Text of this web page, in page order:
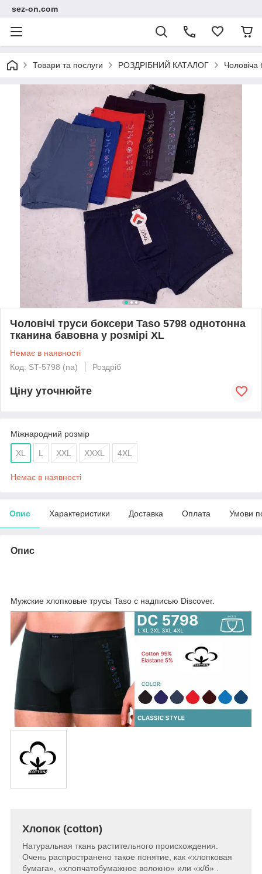
sez-on.com
Товари та послуги РОЗДРІБНИЙ КАТАЛОГ Чоловіча
Чоловічі труси боксери Taso 5798 однотонна
тканина бавовна у розмірі XL
Немає в наявності
Код: ST-5798 (na)
Роздріб
Ціну уточнюйте
Міжнародний розмір
XL L XXL XXXL 4XL
Немає в наявності
Опис Характеристики Доставка Оплата Умови
Опис
Мужские хлопковые трусы Taso с надписью Discover.
Хлопок (cotton)
Натуральная ткань растительного происхождения.
Очень распространено такое понятие, как «хлопковая
бумага», «хлопчатобумажное волокно» или «х/б» .